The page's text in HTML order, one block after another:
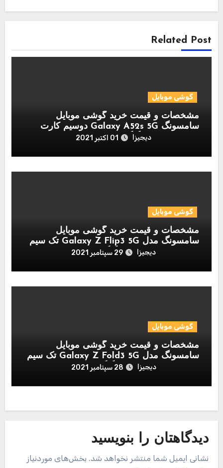
Related Post
گوشی موبایل
مشخصات و قیمت خرید گوشی موبایل
سامسونگ Galaxy A52s 5G دوسیم کارت
دیجیزا 01 اکتبر 2021
گوشی موبایل
مشخصات و قیمت خرید گوشی موبایل
سامسونگ مدل Galaxy Z Flip3 5G تک سیم
کارت ظرفیت 8/256 گیگابایت
دیجیزا 29 سپتامبر 2021
گوشی موبایل
مشخصات و قیمت خرید گوشی موبایل
سامسونگ مدل Galaxy Z Fold3 5G تک سیم
کارت ظرفیت 12/256 گیگابایت
دیجیزا 28 سپتامبر 2021
دیدگاهتان را بنویسید
نشانی ایمیل شما منتشر نخواهد شد. بخش‌های موردنیاز